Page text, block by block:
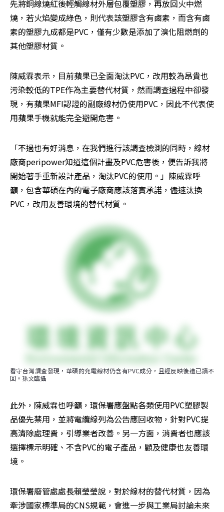
先將銅線燒紅後輕觸線材外層包覆塑膠，再放回火中燃
燒，若火焰變成綠色，則代表該塑膠含有鹵素，而含有鹵
素的塑膠九成都是PVC，僅有少數是添加了溴化阻燃劑的
其他塑膠材質。
陳威霖表示，目前蘋果已全面淘汰PVC，改用較為昂貴也
污染較低的TPE作為主要替代材質，然而調查過程中卻發
現，有蘋果MFI認證的副廠線材仍使用PVC，因此不代表使
用蘋果手機就能完全避開危害。
「不過也有好消息，在我們進行該調查檢測的同時，線材
廠商peripower知道這個計畫及PVC危害後，便告訴我將
開始著手重新設計產品，淘汰PVC的使用。」陳威霖呼
籲，包含華碩在內的電子廠商應該落實承諾，儘速汰換
PVC，改用友善環境的替代材質。
看守台灣調查發現，華碩的充電線材仍含有PVC成分，且經反映後遭已讀不
回。孫文臨攝
此外，陳威霖也呼籲，環保署應盤點各類使用PVC塑膠製
品優先禁用，並將電纜線列為公告應回收物，針對PVC提
高清除處理費，引導業者改善。另一方面，消費者也應該
選擇標示明確、不含PVC的電子產品，顧及健康也友善環
境。
環保署廢管處處長賴瑩瑩說，對於線材的替代材質，因為
牽涉國家標準局的CNS規範，會進一步與工業局討論未來